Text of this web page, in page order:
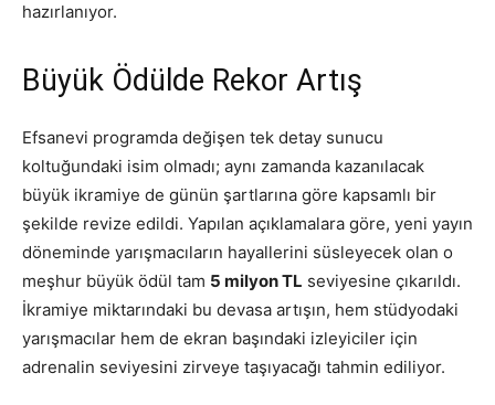
hazırlanıyor.
Büyük Ödülde Rekor Artış
Efsanevi programda değişen tek detay sunucu
koltuğundaki isim olmadı; aynı zamanda kazanılacak
büyük ikramiye de günün şartlarına göre kapsamlı bir
şekilde revize edildi. Yapılan açıklamalara göre, yeni yayın
döneminde yarışmacıların hayallerini süsleyecek olan o
meşhur büyük ödül tam 5 milyon TL seviyesine çıkarıldı.
İkramiye miktarındaki bu devasa artışın, hem stüdyodaki
yarışmacılar hem de ekran başındaki izleyiciler için
adrenalin seviyesini zirveye taşıyacağı tahmin ediliyor.